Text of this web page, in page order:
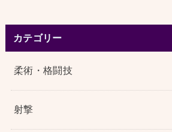
カテゴリー
柔術・格闘技
射撃